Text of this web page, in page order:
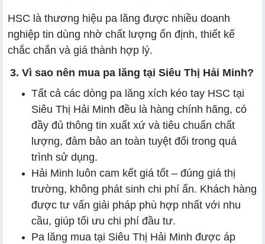
HSC là thương hiệu pa lăng được nhiều doanh
nghiệp tin dùng nhờ chất lượng ổn định, thiết kế
chắc chắn và giá thành hợp lý.
3. Vì sao nên mua pa lăng tại Siêu Thị Hải Minh?
Tất cả các dòng pa lăng xích kéo tay HSC tại
Siêu Thị Hải Minh đều là hàng chính hãng, có
đầy đủ thông tin xuất xứ và tiêu chuẩn chất
lượng, đảm bảo an toàn tuyệt đối trong quá
trình sử dụng.
Hải Minh luôn cam kết giá tốt – đúng giá thị
trường, không phát sinh chi phí ẩn. Khách hàng
được tư vấn giải pháp phù hợp nhất với nhu
cầu, giúp tối ưu chi phí đầu tư.
Pa lăng mua tại Siêu Thị Hải Minh được áp